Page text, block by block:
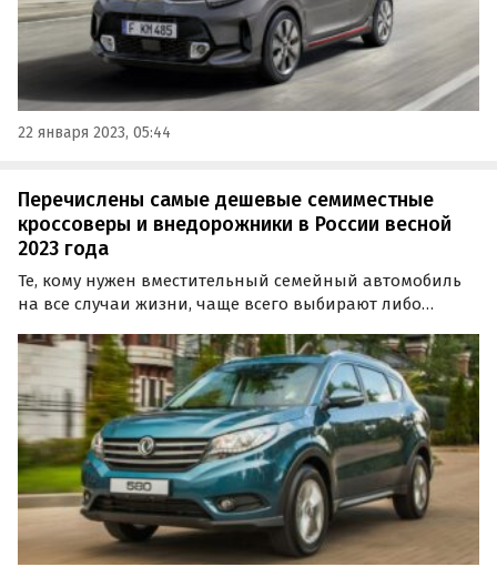
22 января 2023, 05:44
Перечислены самые дешевые семиместные
кроссоверы и внедорожники в России весной
2023 года
Те, кому нужен вместительный семейный автомобиль
на все случаи жизни, чаще всего выбирают либо
листы автопроизводителей, «Автоновости дня»
назвали ТОП-5 самых дешевых семиместных
кроссоверов и…